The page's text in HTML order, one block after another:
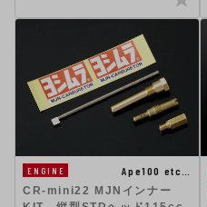
ENGINE
Ape100 etc…
CR-mini22 MJNインナー